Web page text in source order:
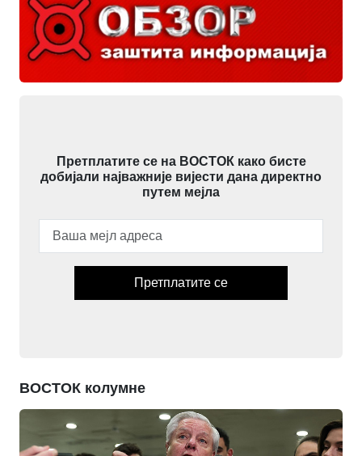
Претплатите се на ВОСТОК како бисте
добијали најважније вијести дана директно
путем мејла
Претплатите се
ВОСТОК колумне